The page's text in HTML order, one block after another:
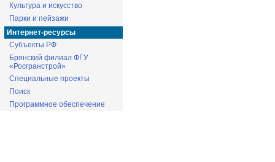
Культура и искусство
Парки и пейзажи
Интернет-ресурсы
Субъекты РФ
Брянский филиал ФГУ
«Росгранстрой»
Специальные проекты
Поиск
Программное обеспечение